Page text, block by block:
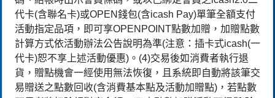
代卡(含聯名卡)或OPEN錢包(含icash Pay)單筆全額支付
活動指定品項，即可享OPENPOINT點數加贈，加贈點數
計算方式依活動辦法公告說明為準(注意：插卡式icash(一
代卡)恕不享上述活動優惠)。(4)交易後如消費者執行退
貨，贈點機會一經使用無法恢復，且系統即自動將該筆交
易贈送之點數回收(含消費基本點及活動加贈點)，若點數